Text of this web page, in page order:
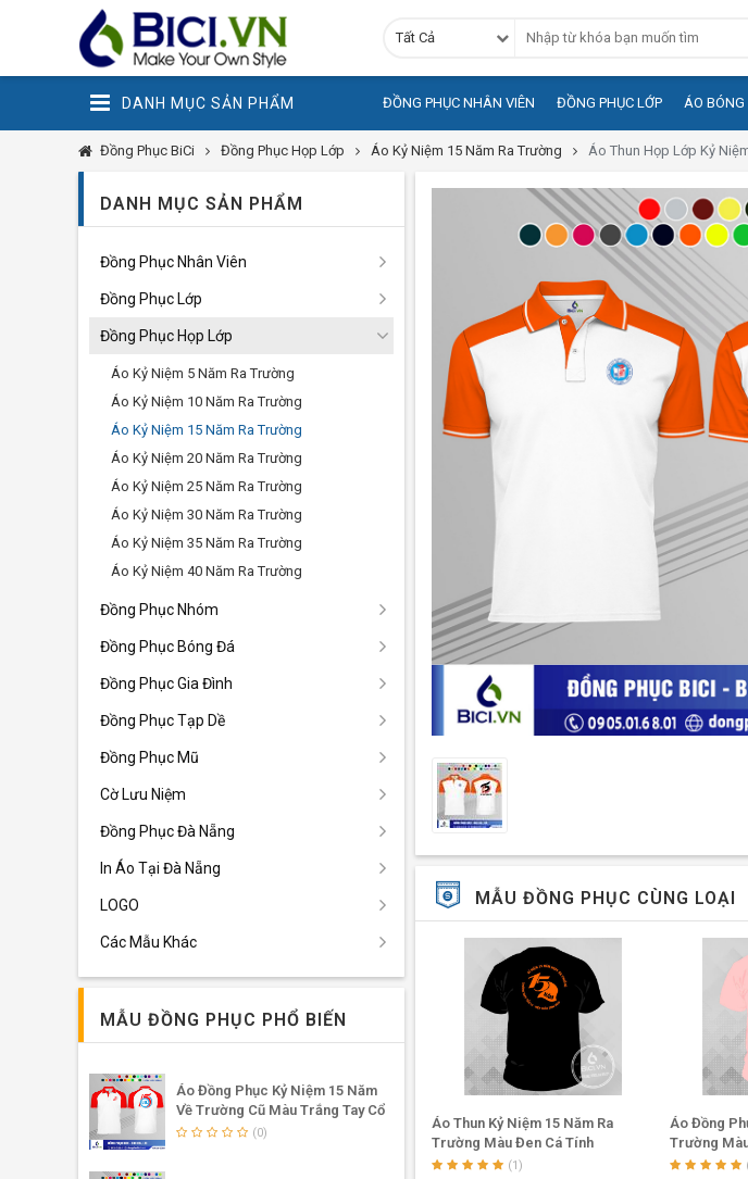
Tất Cả
DANH MỤC SẢN PHẨM ĐỒNG PHỤC NHÂN VIÊN ĐỒNG PHỤC LỚP ÁO
Đồng Phục BiCi Đồng Phục Họp Lớp Áo Kỷ Niệm 15 Năm Ra Trường Áo Thun Họp Lớp Kỷ
MẪU ĐỒNG PHỤC CÙNG LOẠI
Áo Thun Kỷ Niệm 15 Năm Tím Huế
Áo Thun Kỷ Niệm 15 Năm Ra
Trường Màu Đen Cá Tính
(1)
Áo Đồng
Trường
DANH MỤC SẢN PHẨM
Đồng Phục Nhân Viên
Đồng Phục Lớp
Đồng Phục Họp Lớp
Áo Kỷ Niệm 5 Năm Ra Trường
Áo Kỷ Niệm 10 Năm Ra Trường
Áo Kỷ Niệm 15 Năm Ra Trường
Áo Kỷ Niệm 20 Năm Ra Trường
Áo Kỷ Niệm 25 Năm Ra Trường
Áo Kỷ Niệm 30 Năm Ra Trường
Áo Kỷ Niệm 35 Năm Ra Trường
Áo Kỷ Niệm 40 Năm Ra Trường
Đồng Phục Nhóm
Đồng Phục Bóng Đá
Đồng Phục Gia Đình
Đồng Phục Tạp Dề
Đồng Phục Mũ
Cờ Lưu Niệm
Đồng Phục Đà Nẵng
In Áo Tại Đà Nẵng
LOGO
Các Mẫu Khác
MẪU ĐỒNG PHỤC PHỔ BIẾN
Áo Đồng Phục Kỷ Niệm 15 Năm
Về Trường Cũ Màu Trắng Tay Cổ
Phối Đỏ
(0)